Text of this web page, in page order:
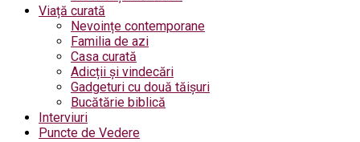
Viață curată
Nevoințe contemporane
Familia de azi
Casa curată
Adicții și vindecări
Gadgeturi cu două tăișuri
Bucătărie biblică
Interviuri
Puncte de Vedere